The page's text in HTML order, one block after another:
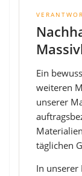
Ein
weiteren
unserer
täglichen
In